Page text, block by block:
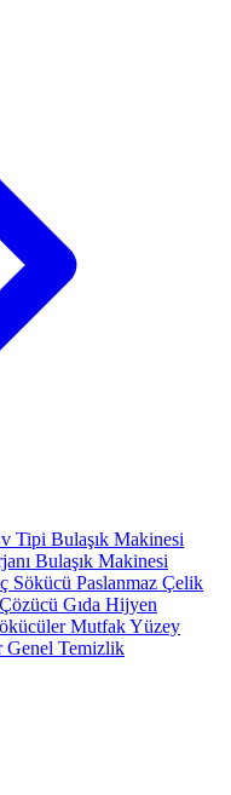
Tipi Bulaşık Makinesi
Bulaşık Makinesi
Sökücü Paslanmaz Çelik
Gıda Hijyen
Mutfak Yüzey
Genel Temizlik